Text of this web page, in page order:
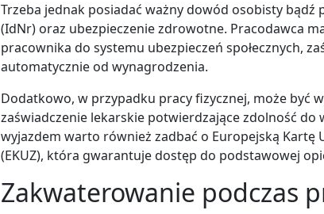
Trzeba jednak posiadać ważny dowód osobisty
(IdNr) oraz ubezpieczenie zdrowotne. Pracodawca
pracownika do systemu ubezpieczeń społecznych,
automatycznie od wynagrodzenia.
Dodatkowo, w przypadku pracy fizycznej, może być
zaświadczenie lekarskie potwierdzające zdolność do
wyjazdem warto również zadbać o Europejską Kartę
(EKUZ), która gwarantuje dostęp do podstawowej
Zakwaterowanie podczas